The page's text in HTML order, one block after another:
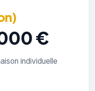
€
individuelle